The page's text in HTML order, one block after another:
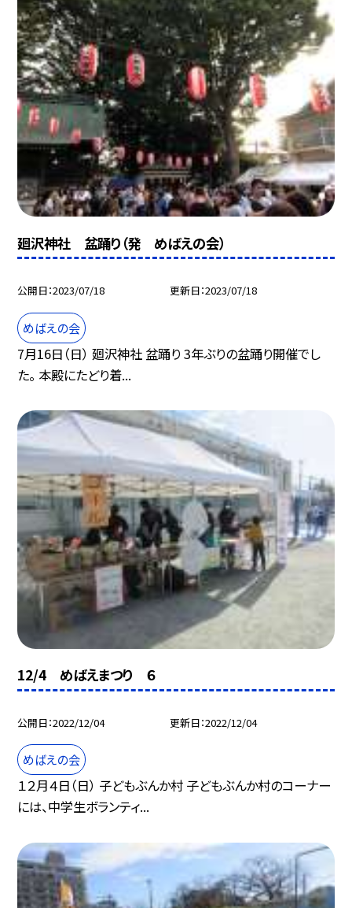
廻沢神社 盆踊り（発 めばえの会）
公開日 2023/07/18 更新日 2023/07/18
めばえの会
7月16日（日） 廻沢神社 盆踊り 3年ぶりの盆踊り開催でし
た。 本殿にたどり着...
12/4 めばえまつり ６
公開日 2022/12/04 更新日 2022/12/04
めばえの会
１２月４日（日） 子どもぶんか村 子どもぶんか村のコーナー
には、中学生ボランティ...